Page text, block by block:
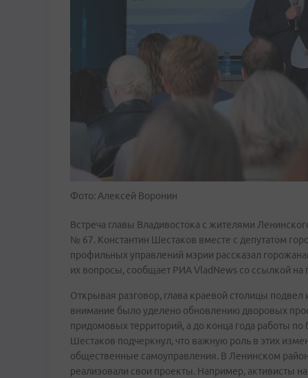
Фото: Алексей Воронин
Встреча главы Владивостока с жителями
№ 67. Константин Шестаков вместе с депутатом
профильных управлений мэрии рассказал
их вопросы, сообщает РИА VladNews со ссылкой на
Открывая разговор, глава краевой столицы
внимание было уделено обновлению дворовых
придомовых территорий, а до конца года работы по
Шестаков подчеркнул, что важную роль в этих
общественные самоуправления. В Ленинском
реализовали свои проекты. Например, активисты